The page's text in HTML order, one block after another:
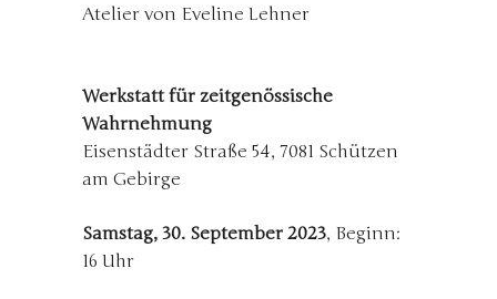
Atelier von Eveline Lehner
Werkstatt für zeitgenössische
Wahrnehmung
Eisenstädter Straße 54, 7081 Schützen
am Gebirge
Samstag, 30. September 2023, Beginn:
16 Uhr